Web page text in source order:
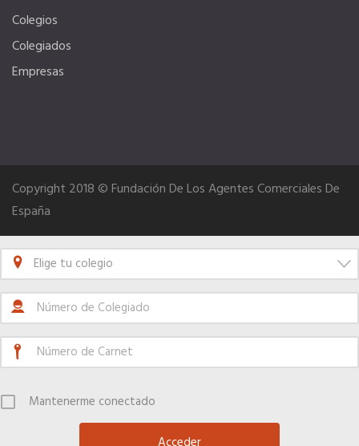
Consulados comerciales
Internacional
Una gran organización
Empresas
Candidatos
Colegios
Colegiados
Empresas
Copyright 2018 © Fundación De Los Agentes Comerciales De
España
Elige tu colegio
Mantenerme conectado